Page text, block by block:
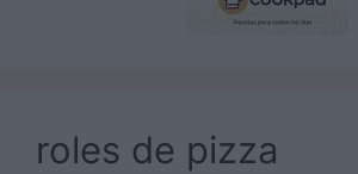
roles de pizza